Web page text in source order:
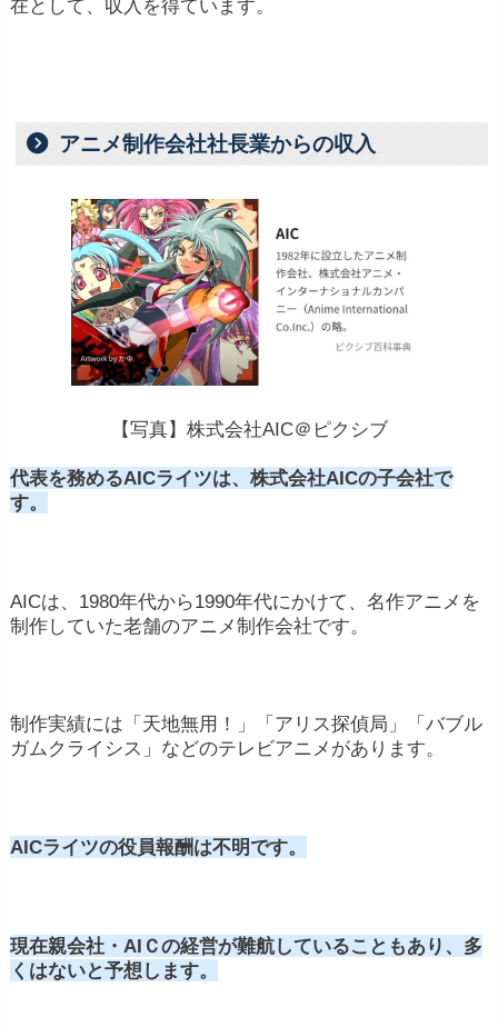
在として、収入を得ています。
アニメ制作会社社長業からの収入
【写真】株式会社AIC＠ピクシブ
代表を務めるAICライツは、株式会社AICの子会社で
す。
AICは、1980年代から1990年代にかけて、名作アニメを
制作していた老舗のアニメ制作会社です。
制作実績には「天地無用！」「アリス探偵局」「バブル
ガムクライシス」などのテレビアニメがあります。
AICライツの役員報酬は不明です。
現在親会社・AIＣの経営が難航していることもあり、多
くはないと予想します。